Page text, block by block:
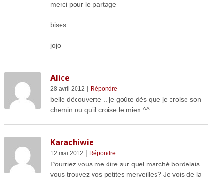
merci pour le partage
bises
jojo
Alice
28 avril 2012 | Répondre
belle découverte .. je goûte dés que je croise son
chemin ou qu’il croise le mien ^^
Karachiwie
12 mai 2012 | Répondre
Pourriez vous me dire sur quel marché bordelais
vous trouvez vos petites merveilles? Je vois de la